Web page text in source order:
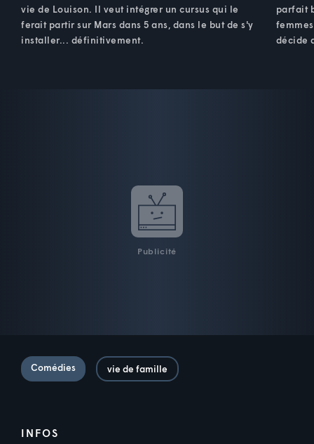
vie de Louison. Il veut intégrer un cursus qui le
ferait partir sur Mars dans 5 ans, dans le but de s'y
installer... définitivement.
parfait
décide
Publicité
Comédies vie de famille
INFOS